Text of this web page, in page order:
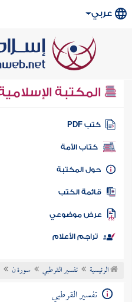
عربي
المكتبة
كتب PDF
كتاب الأمة
المكتبة
الكتب
موضوعي
تراجم الأعلام
الرئيسية تفسير القرطبي سورة ن
تفسير القرطبي